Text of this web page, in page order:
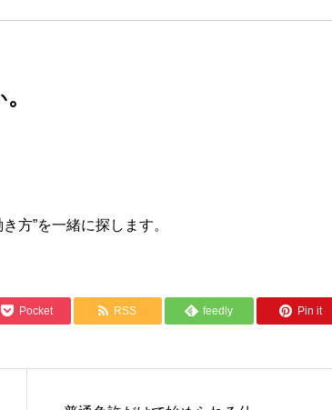
方”を一緒に探します。
Pocket RSS feedly Pin it